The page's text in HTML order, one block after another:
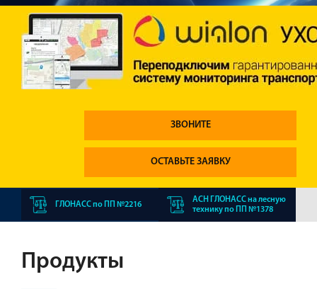
ЗВОНИТЕ
ОСТАВЬТЕ ЗАЯВКУ
ГЛОНАСС по ПП №2216
АСН ГЛОНАСС на лесную
технику по ПП №1378
Продукты